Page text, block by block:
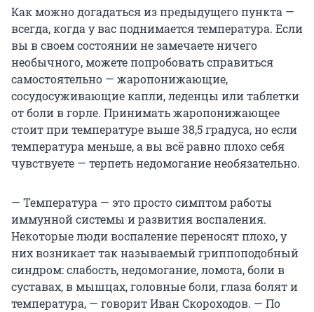
Как можно догадаться из предыдущего пункта —
всегда, когда у вас поднимается температура. Если
вы в своем состоянии не замечаете ничего
необычного, можете попробовать справиться
самостоятельно — жаропонижающие,
сосудосуживающие капли, леденцы или таблетки
от боли в горле. Принимать жаропонижающее
стоит при температуре выше 38,5 градуса, но если
температура меньше, а вы всё равно плохо себя
чувствуете — терпеть недомогание необязательно.
— Температура — это просто симптом работы
иммунной системы и развития воспаления.
Некоторые люди воспаление переносят плохо, у
них возникает так называемый гриппоподобный
синдром: слабость, недомогание, ломота, боли в
суставах, в мышцах, головные боли, глаза болят и
температура, — говорит Иван Скороходов. — По